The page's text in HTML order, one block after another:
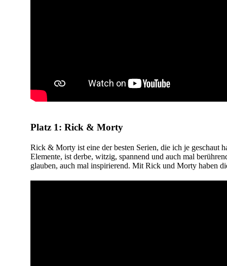
Platz 1: Rick & Morty
Rick & Morty ist eine der besten Serien, die ich je geschaut
Elemente, ist derbe, witzig, spannend und auch mal
glauben, auch mal inspirierend. Mit Rick und Morty haben